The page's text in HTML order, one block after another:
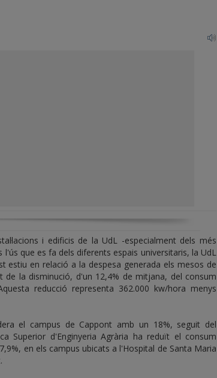
i edificis de la UdL -especialment dels més
que es fa dels diferents espais universitaris, la UdL
estiu en relació a la despesa generada els mesos de
la disminució, d'un 12,4% de mitjana, del consum
reducció representa 362.000 kw/hora menys
el campus de Cappont amb un 18%, seguit del
Superior d'Enginyeria Agrària ha reduït el consum
en els campus ubicats a l'Hospital de Santa Maria